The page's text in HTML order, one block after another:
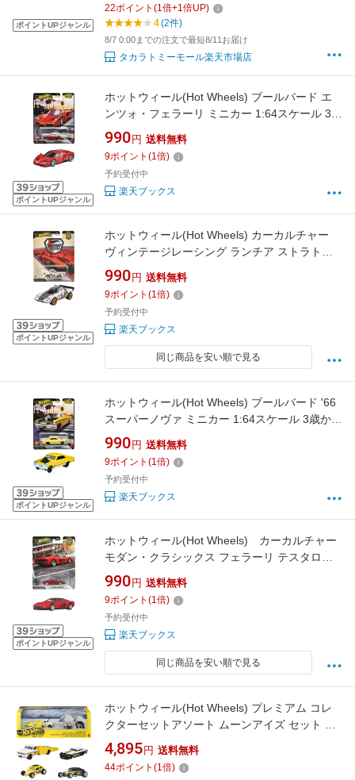
ポイントUPジャンル
22ポイント (1倍+1倍UP)
4(2件)
8/7 0:00までの注文で最短8/11お届け
タカラトミーモール楽天市場店
ポイントUPジャンル
ホットウィール(Hot Wheels) ブールバード エ
ンツォ・フェラーリ ミニカー 1:64スケール 3歳
から JHW22
990 円 送料無料
9ポイント (1倍)
予約受付中
楽天ブックス
ポイントUPジャンル
ホットウィール(Hot Wheels) カーカルチャー
ヴィンテージレーシング ランチア ストラトス
ミニカー 1:64スケール 3歳から JKF26
990 円 送料無料
9ポイント (1倍)
予約受付中
楽天ブックス
同じ商品を安い順で見る
ポイントUPジャンル
ホットウィール(Hot Wheels) ブールバード '66
スーパーノヴァ ミニカー 1:64スケール 3歳から
JHW35
990 円 送料無料
9ポイント (1倍)
予約受付中
楽天ブックス
ポイントUPジャンル
ホットウィール(Hot Wheels) カーカルチャー
モダン・クラシックス フェラーリ テスタロッ
サ 乗り物おもちゃ ミニカー 3歳から レッド
JKF00
990 円 送料無料
9ポイント (1倍)
予約受付中
楽天ブックス
同じ商品を安い順で見る
ホットウィール(Hot Wheels) プレミアム コレ
クターセットアソート ムーンアイズ セット ミ
ニカー 4台 3歳から GMH39-978H
4,895 円 送料無料
44ポイント (1倍)